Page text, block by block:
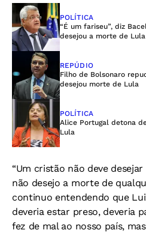
POLÍTICA
“É um fariseu”, diz
desejou a morte de Lula
REPÚDIO
Filho de Bolsonaro
desejou morte de Lula
POLÍTICA
Alice Portugal detona
Lula
“Um cristão não deve
não desejo a morte de
continuo entendendo que
deveria estar preso, deveria
fez de mal ao nosso país,